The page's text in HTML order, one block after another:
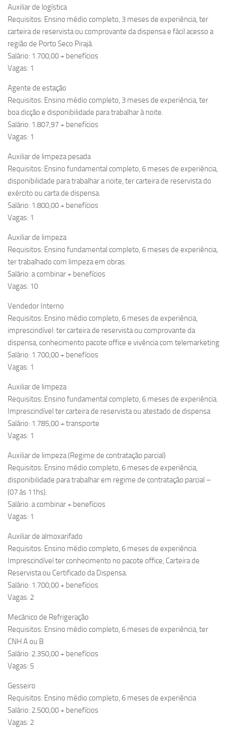
Auxiliar de logística
Requisitos: Ensino médio completo, 3 meses de experiência, ter
carteira de reservista ou comprovante da dispensa e fácil acesso a
região de Porto Seco Pirajá.
Salário: 1.700,00 + benefícios
Vagas: 1
Agente de estação
Requisitos: Ensino médio completo, 3 meses de experiência, ter
boa dicção e disponibilidade para trabalhar à noite.
Salário: 1.807,97 + benefícios
Vagas: 1
Auxiliar de limpeza pesada
Requisitos: Ensino fundamental completo, 6 meses de experiência,
disponibilidade para trabalhar a noite, ter carteira de reservista do
exército ou carta de dispensa.
Salário: 1.800,00 + benefícios
Vagas: 1
Auxiliar de limpeza
Requisitos: Ensino fundamental completo, 6 meses de experiência,
ter trabalhado com limpeza em obras.
Salário: a combinar + benefícios
Vagas: 10
Vendedor Interno
Requisitos: Ensino médio completo, 6 meses de experiência,
imprescindível: ter carteira de reservista ou comprovante da
dispensa, conhecimento pacote office e vivência com telemarketing
Salário: 1.700,00 + benefícios
Vagas: 1
Auxiliar de limpeza
Requisitos: Ensino fundamental completo, 6 meses de experiência.
Imprescindível ter carteira de reservista ou atestado de dispensa
Salário: 1.785,00 + transporte
Vagas: 1
Auxiliar de limpeza (Regime de contratação parcial)
Requisitos: Ensino médio completo, 6 meses de experiência,
disponibilidade para trabalhar em regime de contratação parcial –
(07 às 11hs).
Salário: a combinar + benefícios
Vagas: 1
Auxiliar de almoxarifado
Requisitos: Ensino médio completo, 6 meses de experiência.
Imprescindível ter conhecimento no pacote office, Carteira de
Reservista ou Certificado da Dispensa.
Salário: 1.700,00 + benefícios
Vagas: 2
Mecânico de Refrigeração
Requisitos: Ensino médio completo, 6 meses de experiência, ter
CNH A ou B
Salário: 2.350,00 + benefícios
Vagas: 5
Gesseiro
Requisitos: Ensino médio completo, 6 meses de experiência
Salário: 2.500,00 + benefícios
Vagas: 2